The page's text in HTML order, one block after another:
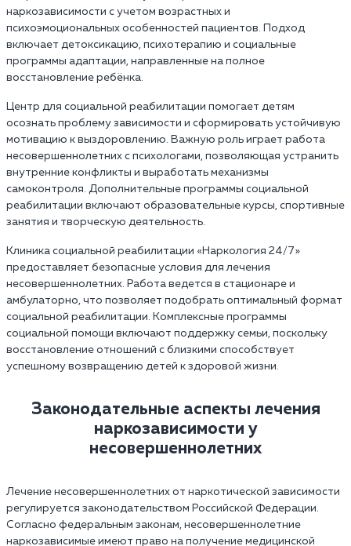
наркозависимости с учетом возрастных и
психоэмоциональных особенностей пациентов. Подход
включает детоксикацию, психотерапию и социальные
программы адаптации, направленные на полное
восстановление ребёнка.
Центр для социальной реабилитации помогает детям
осознать проблему зависимости и сформировать устойчивую
мотивацию к выздоровлению. Важную роль играет работа
несовершеннолетних с психологами, позволяющая устранить
внутренние конфликты и выработать механизмы
самоконтроля. Дополнительные программы социальной
реабилитации включают образовательные курсы, спортивные
занятия и творческую деятельность.
Клиника социальной реабилитации «Наркология 24/7»‎
предоставляет безопасные условия для лечения
несовершеннолетних. Работа ведется в стационаре и
амбулаторно, что позволяет подобрать оптимальный формат
социальной реабилитации. Комплексные программы
социальной помощи включают поддержку семьи, поскольку
восстановление отношений с близкими способствует
успешному возвращению детей к здоровой жизни.
Законодательные аспекты лечения
наркозависимости у
несовершеннолетних
Лечение несовершеннолетних от наркотической зависимости
регулируется законодательством Российской Федерации.
Согласно федеральным законам, несовершеннолетние
наркозависимые имеют право на получение медицинской